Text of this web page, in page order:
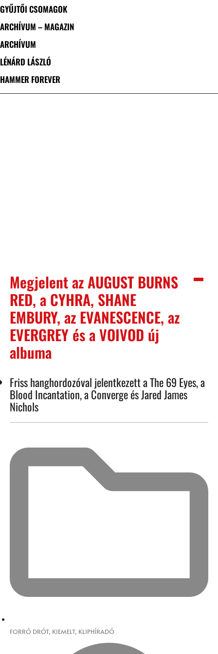
GYŰJTŐI CSOMAGOK
ARCHÍVUM – MAGAZIN
ARCHÍVUM
LÉNÁRD LÁSZLÓ
HAMMER FOREVER
Megjelent az AUGUST BURNS
RED, a CYHRA, SHANE
EMBURY, az EVANESCENCE, az
EVERGREY és a VOIVOD új
albuma
Friss hanghordozóval jelentkezett a The 69 Eyes, a
Blood Incantation, a Converge és Jared James
Nichols
FORRÓ DRÓT, KIEMELT, KLIPHÍRADÓ